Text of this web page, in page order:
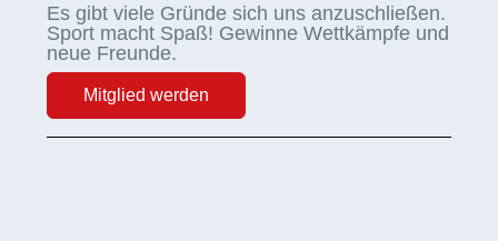
Es gibt viele Gründe sich uns anzuschließen.
Sport macht Spaß! Gewinne Wettkämpfe und
neue Freunde.
Mitglied werden